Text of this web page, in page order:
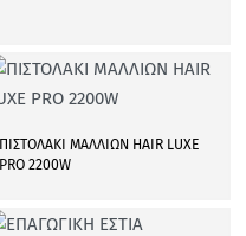
ΠΙΣΤΟΛΑΚΙ ΜΑΛΛΙΩΝ HAIR LUXE
PRO 2200W